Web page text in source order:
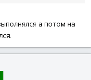
а потом на